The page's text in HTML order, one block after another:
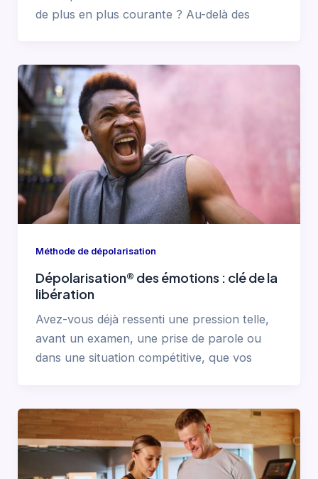
de plus en plus courante ? Au-delà des
Méthode de dépolarisation
Dépolarisation® des émotions : clé de la
libération
Avez-vous déjà ressenti une pression telle,
avant un examen, une prise de parole ou
dans une situation compétitive, que vos